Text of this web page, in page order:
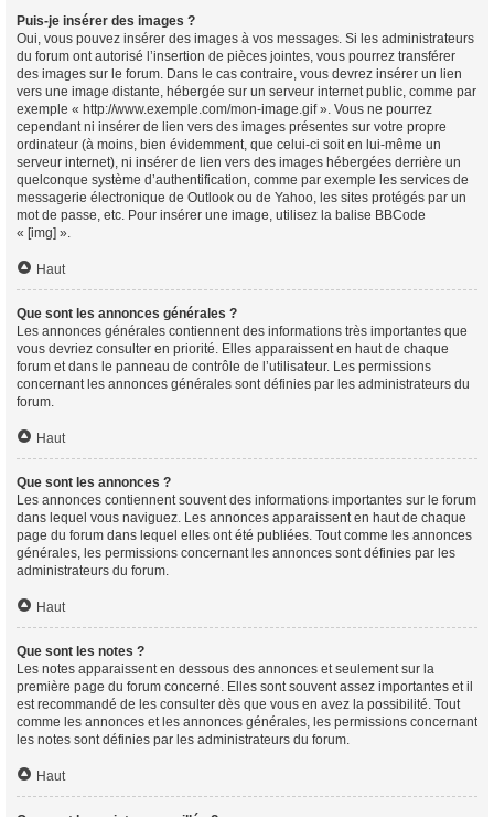
Puis-je insérer des images ?
Oui, vous pouvez insérer des images à vos messages. Si les administrateurs
du forum ont autorisé l’insertion de pièces jointes, vous pourrez transférer
des images sur le forum. Dans le cas contraire, vous devrez insérer un lien
vers une image distante, hébergée sur un serveur internet public, comme par
exemple « http://www.exemple.com/mon-image.gif ». Vous ne pourrez
cependant ni insérer de lien vers des images présentes sur votre propre
ordinateur (à moins, bien évidemment, que celui-ci soit en lui-même un
serveur internet), ni insérer de lien vers des images hébergées derrière un
quelconque système d’authentification, comme par exemple les services de
messagerie électronique de Outlook ou de Yahoo, les sites protégés par un
mot de passe, etc. Pour insérer une image, utilisez la balise BBCode
« [img] ».
Haut
Que sont les annonces générales ?
Les annonces générales contiennent des informations très importantes que
vous devriez consulter en priorité. Elles apparaissent en haut de chaque
forum et dans le panneau de contrôle de l’utilisateur. Les permissions
concernant les annonces générales sont définies par les administrateurs du
forum.
Haut
Que sont les annonces ?
Les annonces contiennent souvent des informations importantes sur le forum
dans lequel vous naviguez. Les annonces apparaissent en haut de chaque
page du forum dans lequel elles ont été publiées. Tout comme les annonces
générales, les permissions concernant les annonces sont définies par les
administrateurs du forum.
Haut
Que sont les notes ?
Les notes apparaissent en dessous des annonces et seulement sur la
première page du forum concerné. Elles sont souvent assez importantes et il
est recommandé de les consulter dès que vous en avez la possibilité. Tout
comme les annonces et les annonces générales, les permissions concernant
les notes sont définies par les administrateurs du forum.
Haut